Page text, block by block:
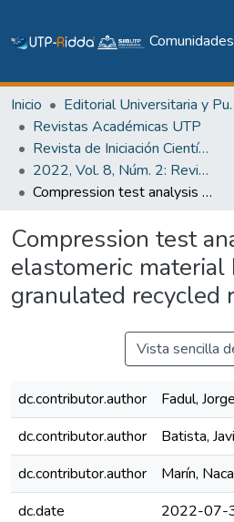
Comunidades
Inicio
Editorial
Revistas Académicas UTP
Revista de Iniciación Científica
2022, Vol. 8, Núm. 2: Revista de Iniciación Científica
Compression test analysis of elastomeric material based on granulated recycled rubber
Compression test
elastomeric material
granulated recycled
Vista sencilla
dc.contributor.author
Fadul, Jorge
dc.contributor.author
Batista,
dc.contributor.author
Marín,
dc.date
2022-07-